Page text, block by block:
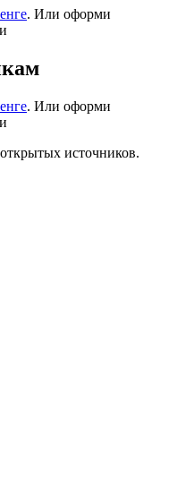
. Или оформи
. Или оформи
источников.